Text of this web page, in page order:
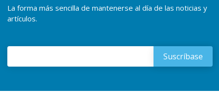
La forma más sencilla de mantenerse al día de las noticias y
artículos.